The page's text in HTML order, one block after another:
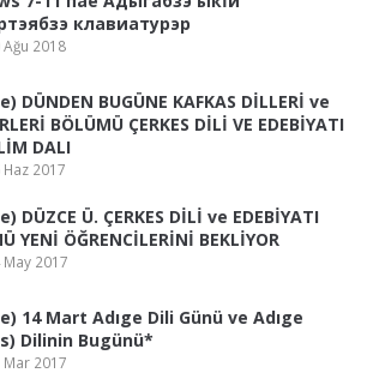
клавиатурэр
Ağu 2018
DÜNDEN BUGÜNE KAFKAS DİLLERİ ve
BÖLÜMÜ ÇERKES DİLİ VE EDEBİYATI
DALI
Haz 2017
DÜZCE Ü. ÇERKES DİLİ ve EDEBİYATI
YENİ ÖĞRENCİLERİNİ BEKLİYOR
May 2017
14 Mart Adıge Dili Günü ve Adıge
Dilinin Bugünü*
Mar 2017